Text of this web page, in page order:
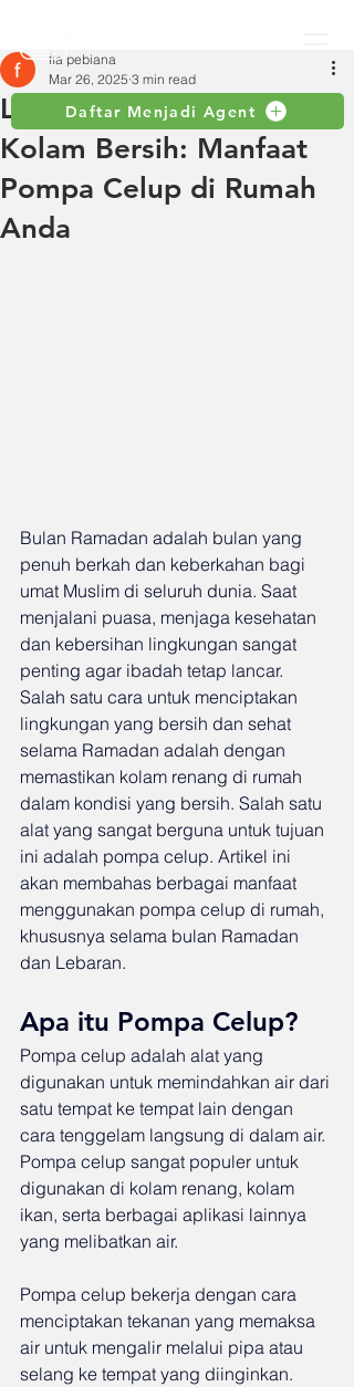
Daftar Menjadi Agent
Lebaran Ceria dengan
Kolam Bersih: Manfaat
Pompa Celup di Rumah
Anda
fia pebiana
Mar 26, 2025 3 min read
Bulan Ramadan adalah bulan yang
penuh berkah dan keberkahan bagi
umat Muslim di seluruh dunia. Saat
menjalani puasa, menjaga kesehatan
dan kebersihan lingkungan sangat
penting agar ibadah tetap lancar.
Salah satu cara untuk menciptakan
lingkungan yang bersih dan sehat
selama Ramadan adalah dengan
memastikan kolam renang di rumah
dalam kondisi yang bersih. Salah satu
alat yang sangat berguna untuk tujuan
ini adalah pompa celup. Artikel ini
akan membahas berbagai manfaat
menggunakan pompa celup di rumah,
khususnya selama bulan Ramadan
dan Lebaran.
Apa itu Pompa Celup?
Pompa celup adalah alat yang
digunakan untuk memindahkan air dari
satu tempat ke tempat lain dengan
cara tenggelam langsung di dalam air.
Pompa celup sangat populer untuk
digunakan di kolam renang, kolam
ikan, serta berbagai aplikasi lainnya
yang melibatkan air.
Pompa celup bekerja dengan cara
menciptakan tekanan yang memaksa
air untuk mengalir melalui pipa atau
selang ke tempat yang diinginkan.